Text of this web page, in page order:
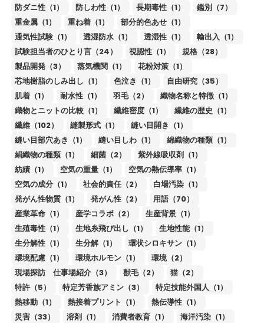
防ダニ性（1）
防しわ性（1） 長期毒性（1）
鑑別（7）
重金属（1）
重ね着（1）
部分的色あせ（1）
通気性試験（1）
透湿防水（1） 透湿性（1）
輸出入（1）
試験担当者のひとり言（24）
視認性（1）
規格（28）
製品開発（3）
蒸気機関（1）
花粉対策（1）
芯地樹脂のしみ出し（1）
色泣き（1）
自由研究（35）
肌着（1）
耐水性（1） 羽毛（2）
織物名称と特徴（1）
織物とニットの比較（1）
繊維密度（1）
繊維の歴史（1）
繊維（102）
縫製形式（1）
縫い目開き（1）
縫い目部穴あき（1）
縫い目しわ（1）
綿織物の種類（1）
絹織物の種類（1）
細菌（2）
紫外線吸収剤（1）
紡績（1）
空気の重量（1）
空気の熱伝導率（1）
空気の成分（1）
社会的責任（2）
白場汚染（1）
発がん性物質（1）
発がん性（2）
用語（70）
産業革命（1）
産学コラボ（2）
生産背景（1）
生殖毒性（1）
生地糸飛び出し（1）
生地性能（1）
生分解性（1）
生分解（1）
環状シロキサン（1）
環境配慮（1）
環境ホルモン（1）
環境（2）
現場探訪 仕事場紹介（3）
獣毛（2）
猫（2）
特許（5）
特定芳香族アミン（3）
特定技能外国人（1）
熱移動（1）
熱接着プリント（1）
熱伝導性（1）
災害（33）
溶剤（1） 消費者教育（1）
海洋汚染（1）